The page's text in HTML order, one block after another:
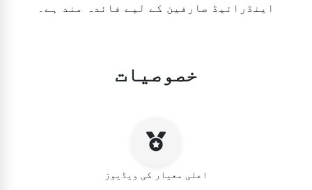
اینڈرائیڈ صارفین کے لیے فائدہ مند ہے۔
خصوصیات
اعلی معیار کی ویڈیوز